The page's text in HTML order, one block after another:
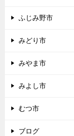
ふじみ野市
みどり市
みやま市
みよし市
むつ市
ブログ